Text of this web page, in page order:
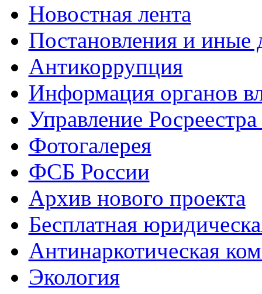
Новостная лента
Постановления и иные
Антикоррупция
Информация органов
Управление
Фотогалерея
ФСБ России
Архив нового проекта
Бесплатная
Антинаркотическая
Экология